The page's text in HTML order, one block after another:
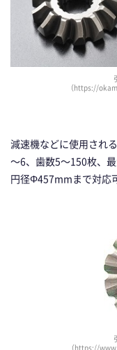
（https://
減速機などに使用され
～6、歯数5～150枚、
円径Φ457mmまで対応
（https://